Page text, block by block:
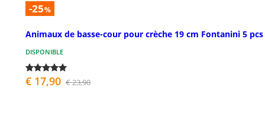
-25%
Animaux de basse-cour pour crèche 19 cm Fontanini 5 pcs
DISPONIBLE
€ 17,90 € 23,90